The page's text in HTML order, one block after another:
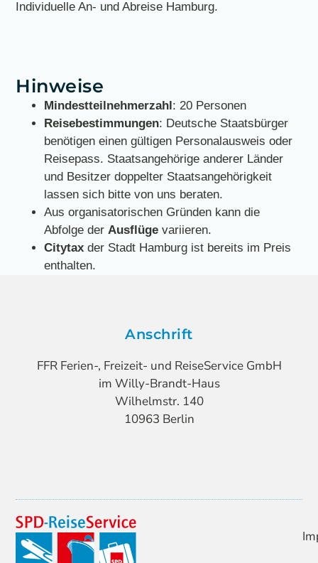
Individuelle An- und Abreise Hamburg.
Hinweise
Mindestteilnehmerzahl: 20 Personen
Reisebestimmungen: Deutsche Staatsbürger
benötigen einen gültigen Personalausweis oder
Reisepass. Staatsangehörige anderer Länder
und Besitzer doppelter Staatsangehörigkeit
lassen sich bitte von uns beraten.
Aus organisatorischen Gründen kann die
Abfolge derAusflüge variieren.
Citytax der Stadt Hamburg ist bereits im Preis
enthalten.
Anschrift
FFR Ferien-, Freizeit- und ReiseService GmbH
im Willy-Brandt-Haus
Wilhelmstr. 140
10963 Berlin